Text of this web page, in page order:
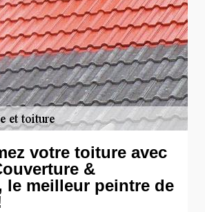
votre toiture avec
&
le meilleur peintre de